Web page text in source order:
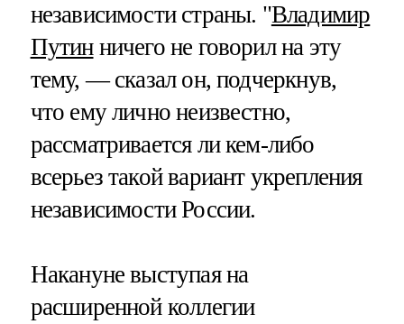
независимости страны. "Владимир
Путинничего не говорил на эту
тему, — сказал он, подчеркнув,
что ему лично неизвестно,
рассматривается ли кем-либо
всерьез такой вариант укрепления
независимости России.
Накануне выступая на
расширенной коллегии